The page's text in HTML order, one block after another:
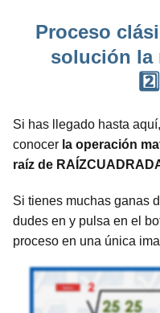
Proceso
solución la
Si has llegado hasta
conocer la operación
raíz de
Si tienes muchas ganas
dudes en y pulsa en el
proceso en una única